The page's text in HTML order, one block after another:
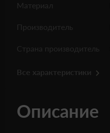
Материал
Производитель
Страна производитель
Все характеристики
Описание